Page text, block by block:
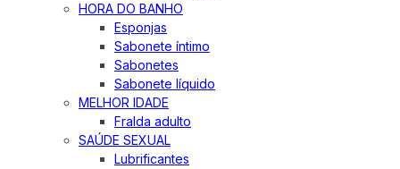
HORA DO BANHO
Esponjas
Sabonete íntimo
Sabonetes
Sabonete líquido
MELHOR IDADE
Fralda adulto
SAÚDE SEXUAL
Lubrificantes